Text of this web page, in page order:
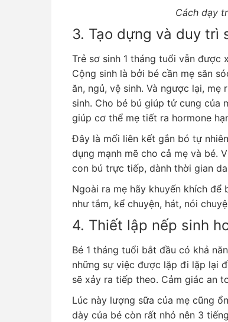
Cách dạy
3. Tạo dựng và duy trì
Trẻ sơ sinh 1 tháng tuổi vẫn được
Cộng sinh là bởi bé cần mẹ săn
ăn, ngủ, vệ sinh. Và ngược lại,
sinh. Cho bé bú giúp tử cung của
giúp cơ thể mẹ tiết ra hormone
Đây là mối liên kết gắn bó tự
dụng mạnh mẽ cho cả mẹ và bé.
con bú trực tiếp, dành thời gian
Ngoài ra mẹ hãy khuyến khích
như tắm, kể chuyện, hát, nói
4. Thiết lập nếp sinh
Bé 1 tháng tuổi bắt đầu có khả
những sự việc được lặp đi lặp lại
sẽ xảy ra tiếp theo. Cảm giác an
Lúc này lượng sữa của mẹ cũng
dày của bé còn rất nhỏ nên 3